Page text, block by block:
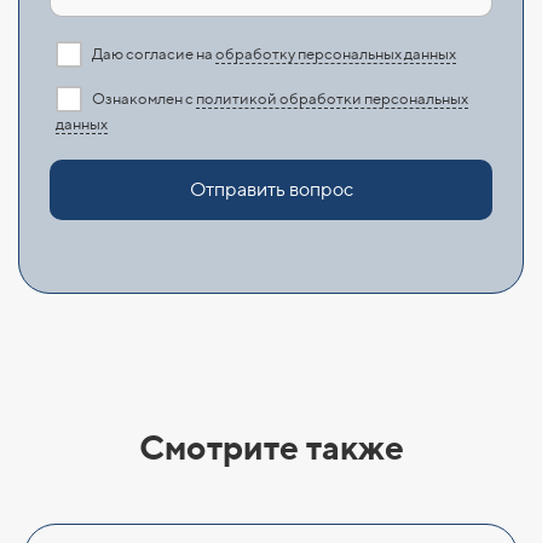
Даю согласие на обработку персональных данных
Ознакомлен с политикой обработки персональных
данных
Отправить вопрос
Смотрите также